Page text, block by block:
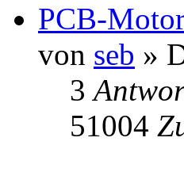
PCB-
von seb »
3
51004